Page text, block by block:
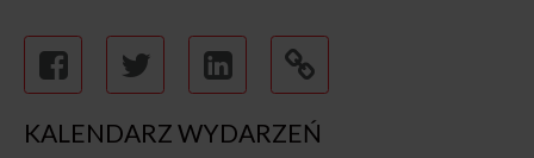
KALENDARZ WYDARZEŃ